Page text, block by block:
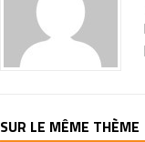
SUR LE MÊME THÈME